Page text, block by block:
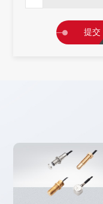
提交